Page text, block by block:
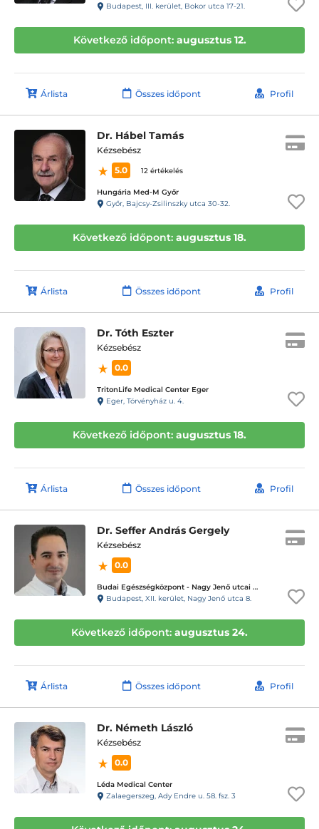
Budapest, III. kerület, Bokor utca 17-21.
Következő időpont: augusztus 12.
Árlista Összes időpont Profil
Dr. Hábel Tamás
Kézsebész
5.0
12 értékelés
Hungária Med-M Győr
Győr, Bajcsy-Zsilinszky utca 30-32.
Következő időpont: augusztus 18.
Árlista Összes időpont Profil
Dr. Tóth Eszter
Kézsebész
0.0
TritonLife Medical Center Eger
Eger, Törvényház u. 4.
Következő időpont: augusztus 18.
Árlista Összes időpont Profil
Dr. Seffer András Gergely
Kézsebész
0.0
Budai Egészségközpont - Nagy Jenő utcai magánrendelők
Budapest, XII. kerület, Nagy Jenő utca 8.
Következő időpont: augusztus 24.
Árlista Összes időpont Profil
Dr. Németh László
Kézsebész
0.0
Léda Medical Center
Zalaegerszeg, Ady Endre u. 58. fsz. 3